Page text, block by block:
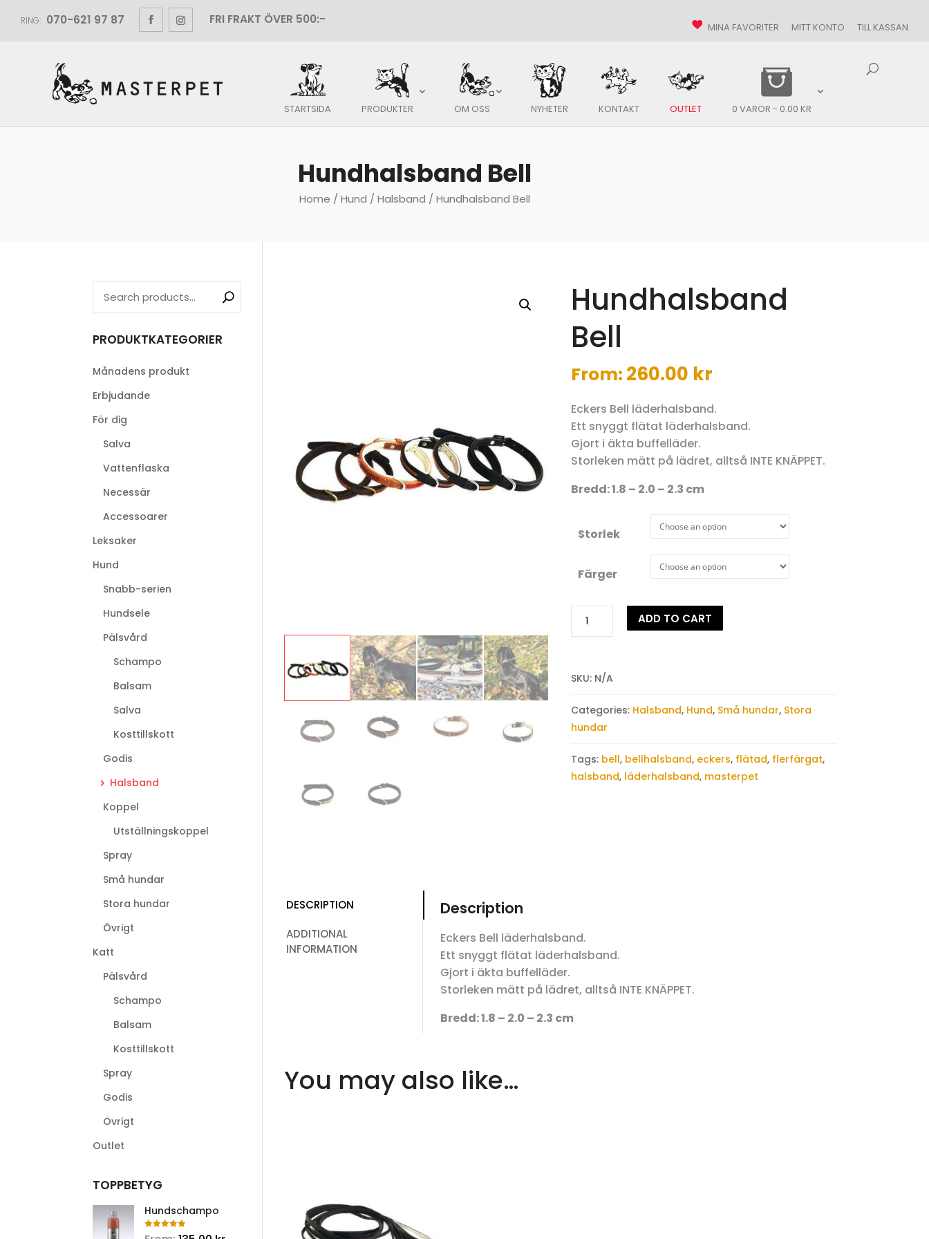
RING: 070-621 97 87
MINA FAVORITER MITT KONTO TILL KASSAN
STARTSIDA PRODUKTER OM OSS NYHETER KONTAKT OUTLET 0 VAROR 0.00 KR
Hundhalsband Bell
Home / Hund / Halsband / Hundhalsband Bell
Hundhalsband
Bell
From: 260.00 kr
Eckers Bell läderhalsband.
Ett snyggt flätat läderhalsband.
Gjort i äkta buffelläder.
Storleken mätt på lädret, alltså INTE KNÄPPET.
Bredd: 1.8 – 2.0 – 2.3 cm
Storlek
Färger
HundhalsbandADD TO CART
SKU: N/A
Categories: Halsband, Hund, Små hundar, Stora
hundar
Tags: bell, bellhalsband, eckers, flätad, flerfärgat,
halsband, läderhalsband, masterpet
DESCRIPTION
ADDITIONAL
INFORMATION
Description
Eckers Bell läderhalsband.
Ett snyggt flätat läderhalsband.
Gjort i äkta buffelläder.
Storleken mätt på lädret, alltså INTE KNÄPPET.
Bredd: 1.8 – 2.0 – 2.3 cm
You may also like…
PRODUKTKATEGORIER
Månadens produkt
Erbjudande
För dig
Salva
Vattenflaska
Necessär
Accessoarer
Leksaker
Hund
Snabb-serien
Hundsele
Pälsvård
Schampo
Balsam
Salva
Kosttillskott
Godis
Halsband
Koppel
Utställningskoppel
Spray
Små hundar
Stora hundar
Övrigt
Katt
Pälsvård
Schampo
Balsam
Kosttillskott
Spray
Godis
Övrigt
Outlet
TOPPBETYG
Hundschampo
Rated
5.00